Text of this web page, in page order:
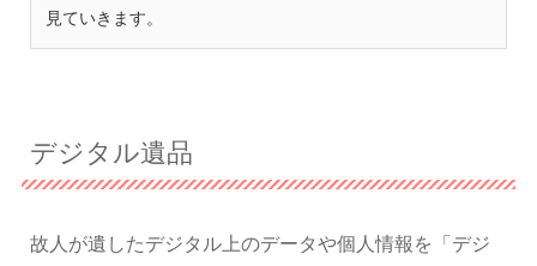
見ていきます。
デジタル遺品
故人が遺したデジタル上のデータや個人情報を「デジ